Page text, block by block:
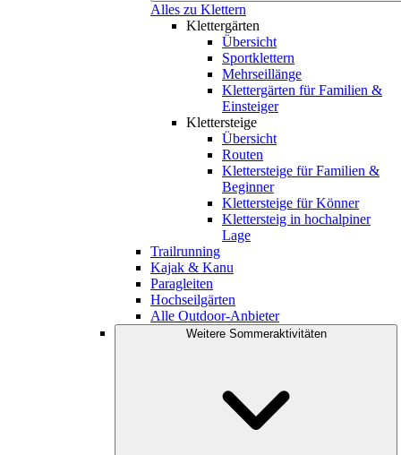
Alles zu Klettern
Klettergärten
Übersicht
Sportklettern
Mehrseillänge
Klettergärten für Familien &
Einsteiger
Klettersteige
Übersicht
Routen
Klettersteige für Familien &
Beginner
Klettersteige für Könner
Klettersteig in hochalpiner
Lage
Trailrunning
Kajak & Kanu
Paragleiten
Hochseilgärten
Alle Outdoor-Anbieter
Weitere Sommeraktivitäten